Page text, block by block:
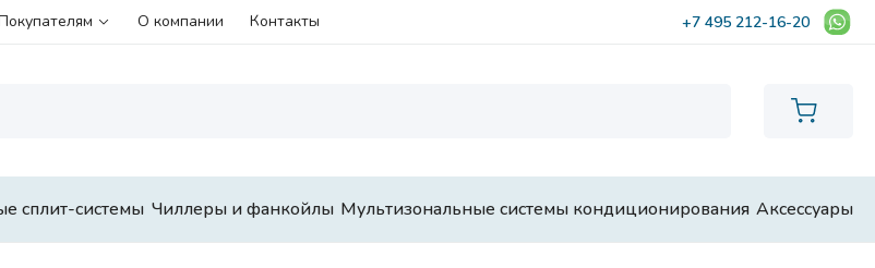
О компании Контакты +7 495 212-16-20
сплит-системы Чиллеры и фанкойлы Мультизональные системы кондиционирования Аксессуары